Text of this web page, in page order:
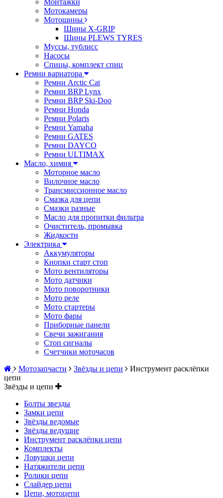
Монтажки
Мотокамеры
Мотошины
Шины X-GRIP
Шины PLEWS TYRES
Муссы, тублисс
Насосы
Спицы, комплект спиц
Ремни вариатора
Ремни Arctic Cat
Ремни BRP Lynx
Ремни BRP Ski-Doo
Ремни Honda
Ремни Polaris
Ремни Yamaha
Ремни GATES
Ремни DAYCO
Ремни ULTIMAX
Масло, химия
Моторное масло
Вилочное масло
Трансмиссионное масло
Смазка для цепи
Смазки разные
Масло для пропитки фильтра
Очиститель, промывка
Жидкости
Электрика
Аккумуляторы
Кнопки старт стоп
Мото вентиляторы
Мото датчики
Мото поворотники
Мото реле
Мото стартеры
Мото фары
Приборные панели
Свечи зажигания
Стоп сигналы
Счетчики моточасов
Мотозапчасти
Звёзды и цепи
Инструмент расклёпки
цепи
Звёзды и цепи
Болты звезды
Замки цепи
Звёзды ведомые
Звёзды ведущие
Инструмент расклёпки цепи
Комплекты
Ловушки цепи
Натяжители цепи
Ролики цепи
Слайдер цепи
Цепи, мотоцепи